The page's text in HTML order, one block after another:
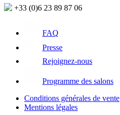
+33 (0)6 23 89 87 06
FAQ
Presse
Rejoignez-nous
Programme des salons
Conditions générales de vente
Mentions légales